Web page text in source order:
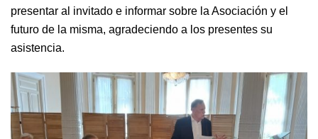
presentar al invitado e informar sobre la Asociación y el
futuro de la misma, agradeciendo a los presentes su
asistencia.